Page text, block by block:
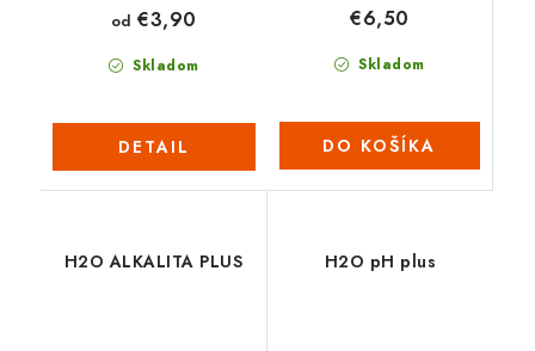
Skladom
od €3,90
DETAIL
Skladom
€6,50
DO KOŠÍKA
H2O ALKALITA PLUS H2O pH plus